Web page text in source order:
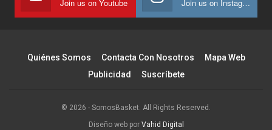
Join us on Youtube Join us on Instagram
Quiénes Somos Contacta Con Nosotros
Mapa Web
Publicidad
Suscríbete
© 2026 - SomosBasket. All Rights Reserved.
Diseño web por Vahid Digital